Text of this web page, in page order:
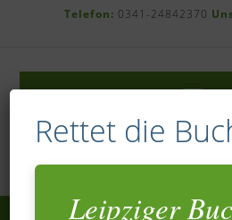
Telefon: 0341-24842370
Rettet die
Leipziger